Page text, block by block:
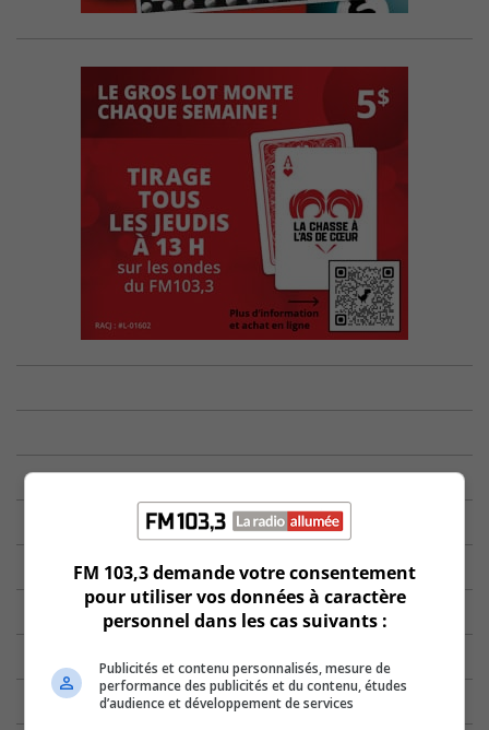
FM 103,3 demande votre consentement
pour utiliser vos données à caractère
personnel dans les cas suivants :
Publicités et contenu personnalisés, mesure de
performance des publicités et du contenu, études
d’audience et développement de services